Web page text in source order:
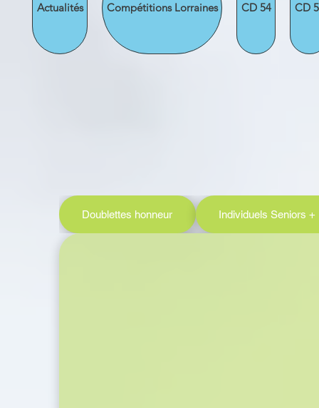
Actualités Compétitions Lorraines CD 54 CD
Doublettes honneur Individuels Seniors +